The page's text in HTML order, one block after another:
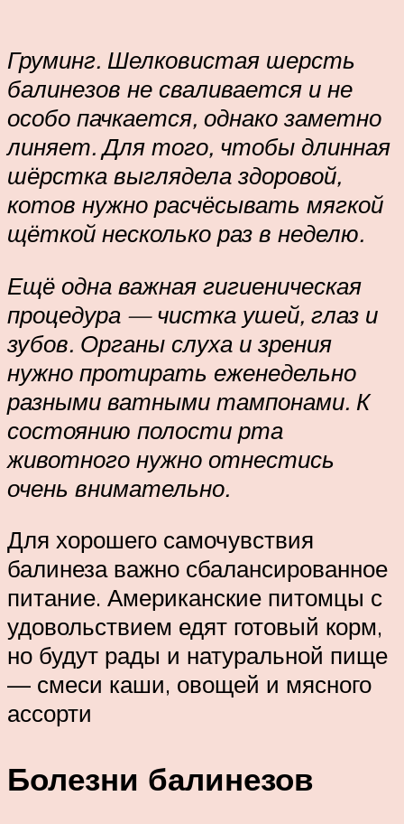
Груминг. Шелковистая шерсть
балинезов не сваливается и не
особо пачкается, однако заметно
линяет. Для того, чтобы длинная
шёрстка выглядела здоровой,
котов нужно расчёсывать мягкой
щёткой несколько раз в неделю.
Ещё одна важная гигиеническая
процедура — чистка ушей, глаз и
зубов. Органы слуха и зрения
нужно протирать еженедельно
разными ватными тампонами. К
состоянию полости рта
животного нужно отнестись
очень внимательно.
Для хорошего самочувствия
балинеза важно сбалансированное
питание. Американские питомцы с
удовольствием едят готовый корм,
но будут рады и натуральной пище
— смеси каши, овощей и мясного
ассорти
Болезни балинезов